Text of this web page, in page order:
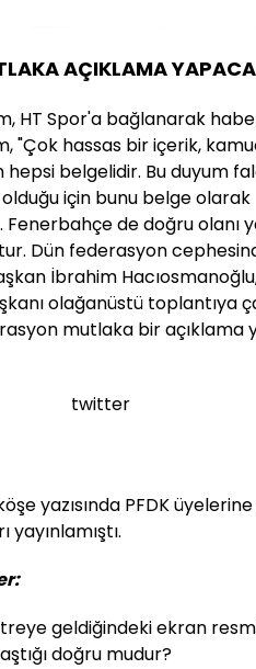
AÇIKLAMA
HT Spor'a bağlanarak
"Çok hassas bir içerik,
hepsi belgelidir. Bu duyum
için bunu belge olarak
Fenerbahçe de doğru olanı
Dün federasyon
İbrahim
olağanüstü toplantıya
mutlaka bir açıklama
twitter
yazısında PFDK
yayınlamıştı.
geldiğindeki ekran
doğru mudur?